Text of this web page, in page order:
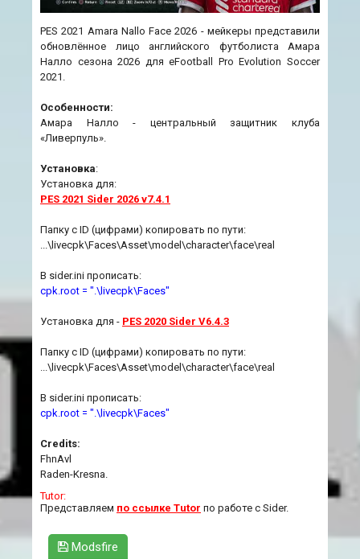
PES 2021 Amara Nallo Face 2026 - мейкеры представили
обновлённое лицо английского футболиста Амара
Налло сезона 2026 для eFootball Pro Evolution Soccer
2021.
Особенности:
Амара Налло - центральный защитник клуба
«Ливерпуль».
Установка:
Установка для:
PES 2021 Sider 2026 v7.4.1
Папку с ID (цифрами) копировать по пути:
...\livecpk\Faces\Asset\model\character\face\real
В sider.ini прописать:
cpk.root = ".\livecpk\Faces"
Установка для - PES 2020 Sider V6.4.3
Папку с ID (цифрами) копировать по пути:
...\livecpk\Faces\Asset\model\character\face\real
В sider.ini прописать:
cpk.root = ".\livecpk\Faces"
Credits:
FhnAvl
Raden-Kresna.
Tutor:
Представляем по ссылке Tutor по работе с Sider.
Modsfire